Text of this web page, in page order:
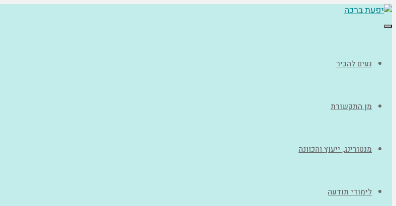
תפריט
נעים להכיר
מן התקשורת
מנטורינג, ייעוץ והכוונה
לימודי תודעה